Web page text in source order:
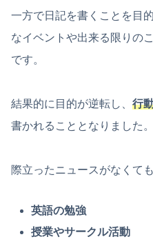
一方で日記を書くことを目
なイベントや出来る限りの
です。
結果的に目的が逆転し、 行
書かれることとなりました。
際立ったニュースがなくて
英語の勉強
授業やサークル活動